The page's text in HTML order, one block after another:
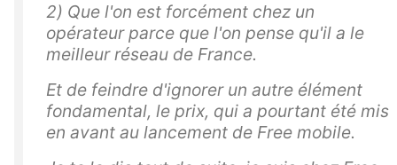
2) Que l'on est forcément chez un
opérateur parce que l'on pense qu'il a le
meilleur réseau de France.
Et de feindre d'ignorer un autre élément
fondamental, le prix, qui a pourtant été mis
en avant au lancement de Free mobile.